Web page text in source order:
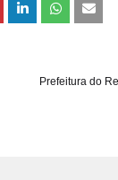
Prefeitura do